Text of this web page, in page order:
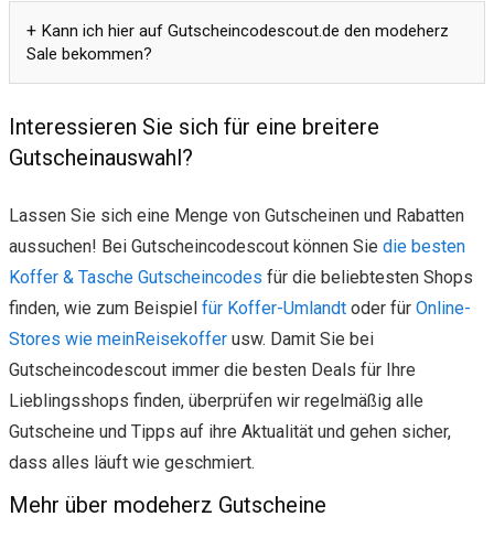
Kann ich hier auf Gutscheincodescout.de den modeherz
Sale bekommen?
Interessieren Sie sich für eine breitere
Gutscheinauswahl?
Lassen Sie sich eine Menge von Gutscheinen und Rabatten
aussuchen! Bei Gutscheincodescout können Sie die besten
Koffer & Tasche Gutscheincodes für die beliebtesten Shops
finden, wie zum Beispiel für Koffer-Umlandt oder für Online-
Stores wie meinReisekoffer usw. Damit Sie bei
Gutscheincodescout immer die besten Deals für Ihre
Lieblingsshops finden, überprüfen wir regelmäßig alle
Gutscheine und Tipps auf ihre Aktualität und gehen sicher,
dass alles läuft wie geschmiert.
Mehr über modeherz Gutscheine